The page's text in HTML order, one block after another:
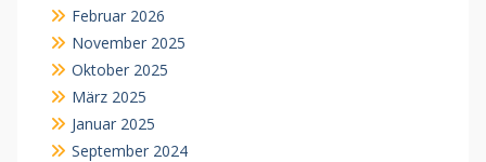
Februar 2026
November 2025
Oktober 2025
März 2025
Januar 2025
September 2024